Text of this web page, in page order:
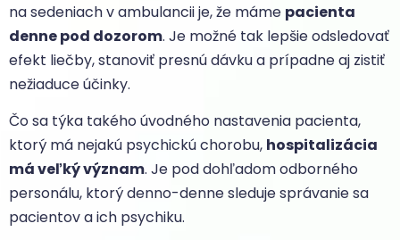
na sedeniach v ambulancii je, že máme pacienta
denne pod dozorom. Je možné tak lepšie odsledovať
efekt liečby, stanoviť presnú dávku a prípadne aj zistiť
nežiaduce účinky.
Čo sa týka takého úvodného nastavenia pacienta,
ktorý má nejakú psychickú chorobu, hospitalizácia
má veľký význam. Je pod dohľadom odborného
personálu, ktorý denno-denne sleduje správanie sa
pacientov a ich psychiku.